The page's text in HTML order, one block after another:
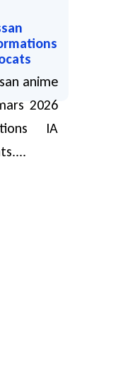
Lamy
anime
2026
IA